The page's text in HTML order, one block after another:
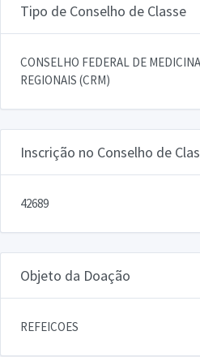
Tipo de Conselho de Classe
CONSELHO FEDERAL DE
REGIONAIS (CRM)
Inscrição no Conselho de
42689
Objeto da Doação
REFEICOES